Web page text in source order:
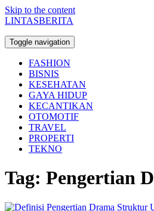
Skip to the content
LINTASBERITA
Toggle navigation
FASHION
BISNIS
KESEHATAN
GAYA HIDUP
KECANTIKAN
OTOMOTIF
TRAVEL
PROPERTI
TEKNO
Tag: Pengertian